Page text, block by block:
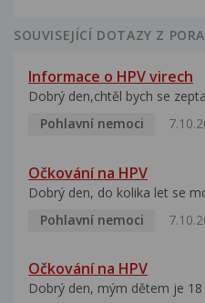
SOUVISEJÍCÍ DOTAZY Z
Informace o HPV virech
Dobrý den,chtěl bych se
Pohlavní nemoci
Očkování na HPV
Dobrý den, do kolika let se
Pohlavní nemoci
Očkování na HPV
Dobrý den, mým dětem je 18